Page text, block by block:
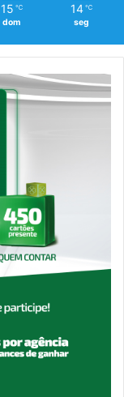
15 ℃
dom
14 ℃
seg